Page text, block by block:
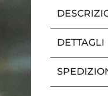
DETTAGLI